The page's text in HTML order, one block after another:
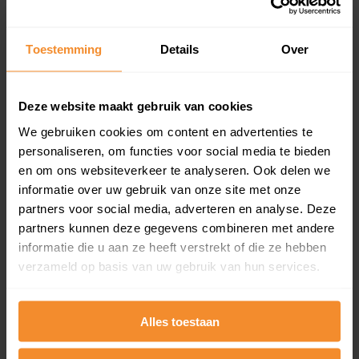
Toestemming Details Over
Deze website maakt gebruik van cookies
We gebruiken cookies om content en advertenties te
personaliseren, om functies voor social media te bieden
en om ons websiteverkeer te analyseren. Ook delen we
informatie over uw gebruik van onze site met onze
partners voor social media, adverteren en analyse. Deze
partners kunnen deze gegevens combineren met andere
informatie die u aan ze heeft verstrekt of die ze hebben
verzameld op basis van uw gebruik van hun services.
Alles toestaan
Koopsommenoverzicht (1 jaar gratis
Inclusief 1 jaar gratis updates
inclusief een jaar lang gratis updates van nieuwe
koopsommen.
Bekijk product
Direct leverbaar
Kadastrale kaart pakket
Alleen globale ligging perceel